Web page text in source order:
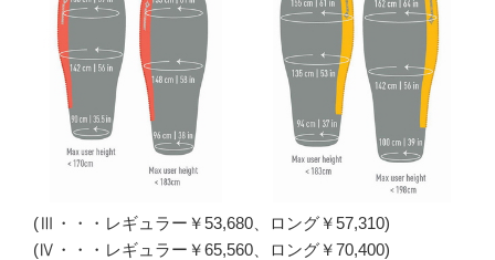
(Ⅲ・・・レギュラー￥53,680、ロング￥57,310)
(Ⅳ・・・レギュラー￥65,560、ロング￥70,400)